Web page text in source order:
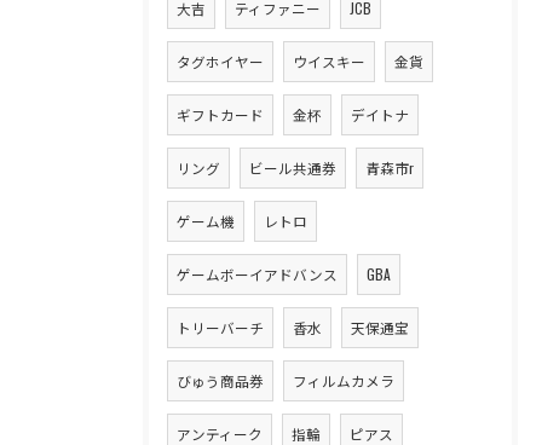
大吉 ティファニー JCB
タグホイヤー ウイスキー 金貨
ギフトカード 金杯 デイトナ
リング ビール共通券 青森市r
ゲーム機 レトロ
ゲームボーイアドバンス GBA
トリーバーチ 香水 天保通宝
びゅう商品券 フィルムカメラ
アンティーク 指輪 ピアス